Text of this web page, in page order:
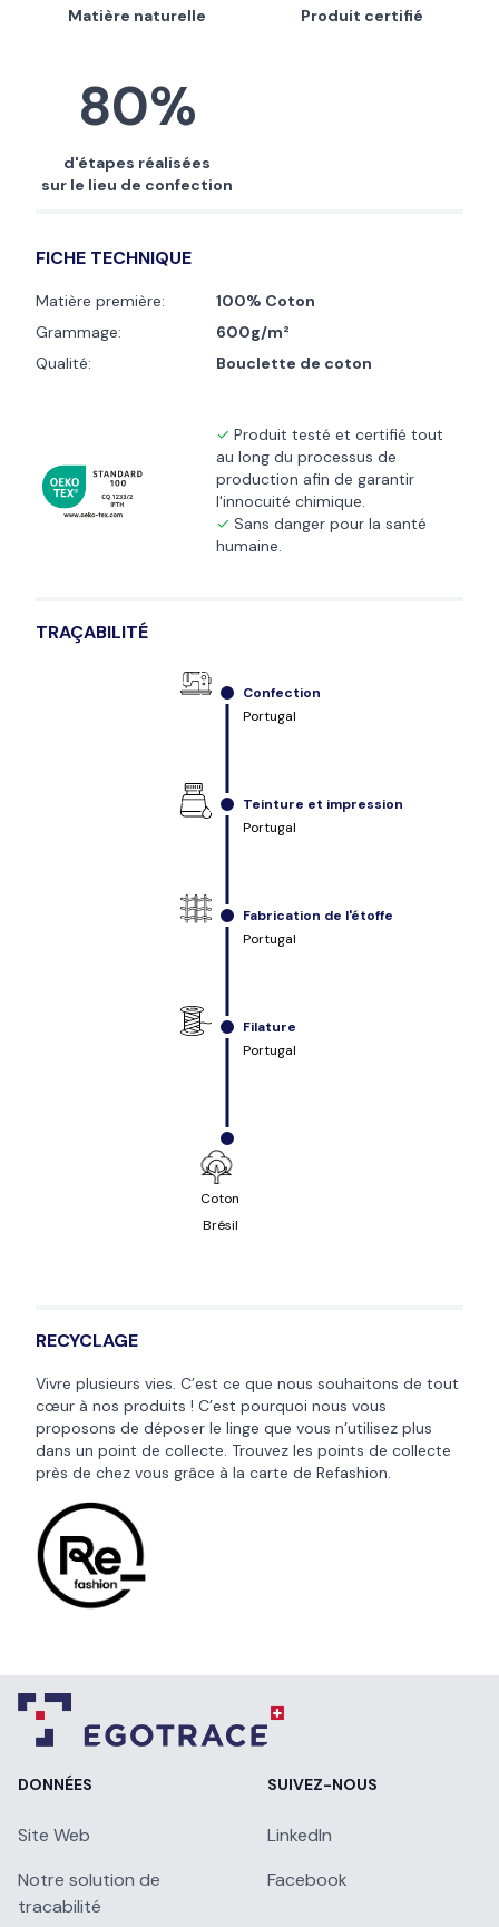
Matière naturelle Produit certifié
80%
d'étapes réalisées
sur le lieu de confection
FICHE TECHNIQUE
Matière première:
100% Coton
Grammage:
600g/m²
Qualité:
Bouclette de coton
Produit testé et certifié tout
au long du processus de
production afin de garantir
l'innocuité chimique.
Sans danger pour la santé
humaine.
TRAÇABILITÉ
Confection
Portugal
Teinture et impression
Portugal
Fabrication de l'étoffe
Portugal
Filature
Portugal
Coton
Brésil
RECYCLAGE
Vivre plusieurs vies. C’est ce que nous souhaitons de tout
cœur à nos produits ! C’est pourquoi nous vous
proposons de déposer le linge que vous n’utilisez plus
dans un point de collecte. Trouvez les points de collecte
près de chez vous grâce à la carte de Refashion.
DONNÉES
Site Web
Notre solution de
tracabilité
SUIVEZ-NOUS
LinkedIn
Facebook